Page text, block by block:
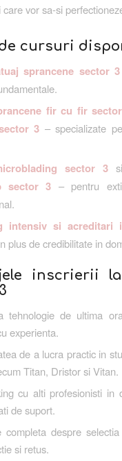
care vor sa-si
cursuri
sprancene sector 3
fir cu fir
3 – specializate
sector 3
sector 3 – pentru
intensiv si acreditari
plus de credibilitate in
inscrierii
tehnologie de ultima
experienta.
de a lucra practic in
Titan, Dristor si Vitan.
cu alti profesionisti in
de suport.
completa despre
si retus.